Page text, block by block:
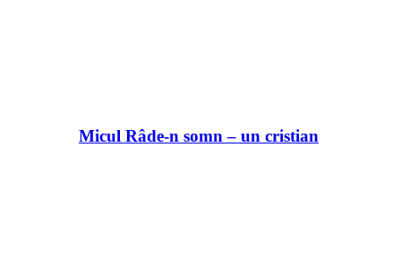
Micul Râde-n somn – un cristian